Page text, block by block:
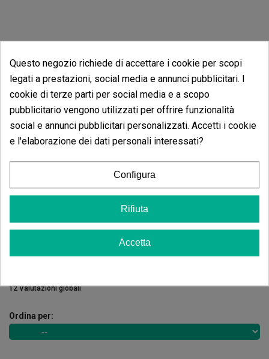
Opinioni dei clienti
5 estrelle
4 estrelle
8.33%
1 estrelle
0.00%
12 Valutazioni globali
Ordina per:
Questo negozio richiede di accettare i cookie per scopi
legati a prestazioni, social media e annunci pubblicitari. I
cookie di terze parti per social media e a scopo
pubblicitario vengono utilizzati per offrire funzionalità
social e annunci pubblicitari personalizzati. Accetti i cookie
e l'elaborazione dei dati personali interessati?
Configura
Rifiuta
Accetta